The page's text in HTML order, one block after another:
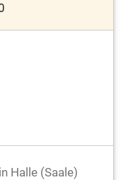
Halle (Saale)